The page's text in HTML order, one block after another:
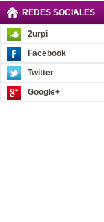
REDES SOCIALES
2urpi
Facebook
Twitter
Google+